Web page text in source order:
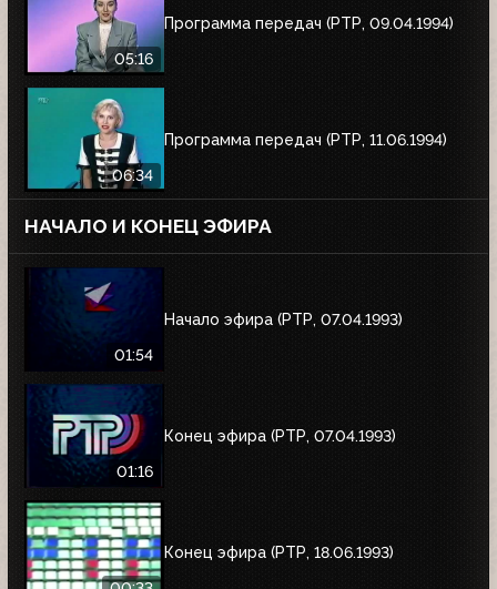
05:16
Программа передач (РТР, 09.04.1994)
06:34
Программа передач (РТР, 11.06.1994)
НАЧАЛО И КОНЕЦ ЭФИРА
01:54
Начало эфира (РТР, 07.04.1993)
01:16
Конец эфира (РТР, 07.04.1993)
Конец эфира (РТР, 18.06.1993)